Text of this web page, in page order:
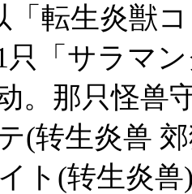
「転生炎獣
只「サラマ
。那只怪兽
(转生炎兽
ト(转生炎